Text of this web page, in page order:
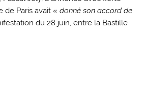
de Paris avait «donné son accord de
du 28 juin, entre la Bastille